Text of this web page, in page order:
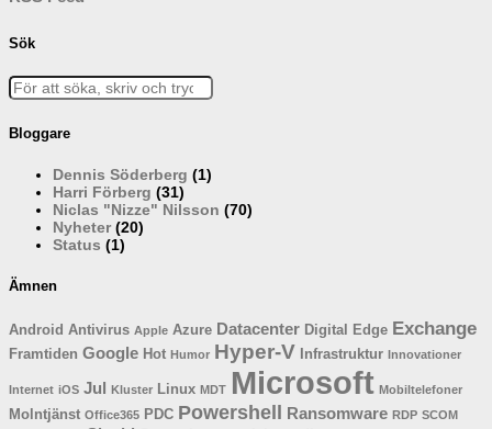
Sök
Bloggare
Dennis Söderberg (1)
Harri Förberg (31)
Niclas "Nizze" Nilsson (70)
Nyheter(20)
Status (1)
Ämnen
Android Antivirus Apple Azure Datacenter Digital Edge Exchange
Framtiden Google Hot Humor Hyper-V Infrastruktur Innovationer
Internet iOS Jul Kluster Linux MDT Microsoft Mobiltelefoner
Molntjänst Office365 PDC Powershell Ransomware RDP SCOM